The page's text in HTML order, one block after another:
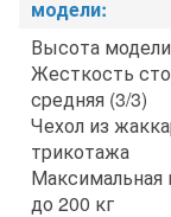
модели:
Высота
Жесткость
средняя (3/3)
Чехол из
трикотажа
Максимальная
до 200 кг